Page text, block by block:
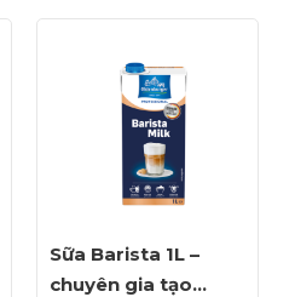
hàng:
Đình, Hà Nội
Sữa Barista 1L –
chuyên gia tạo